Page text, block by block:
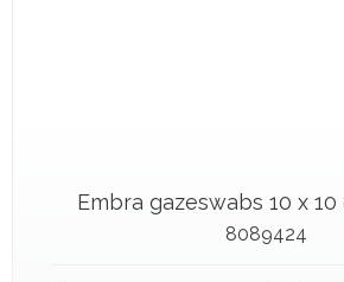
Embra gazeswabs 10 x
8089424